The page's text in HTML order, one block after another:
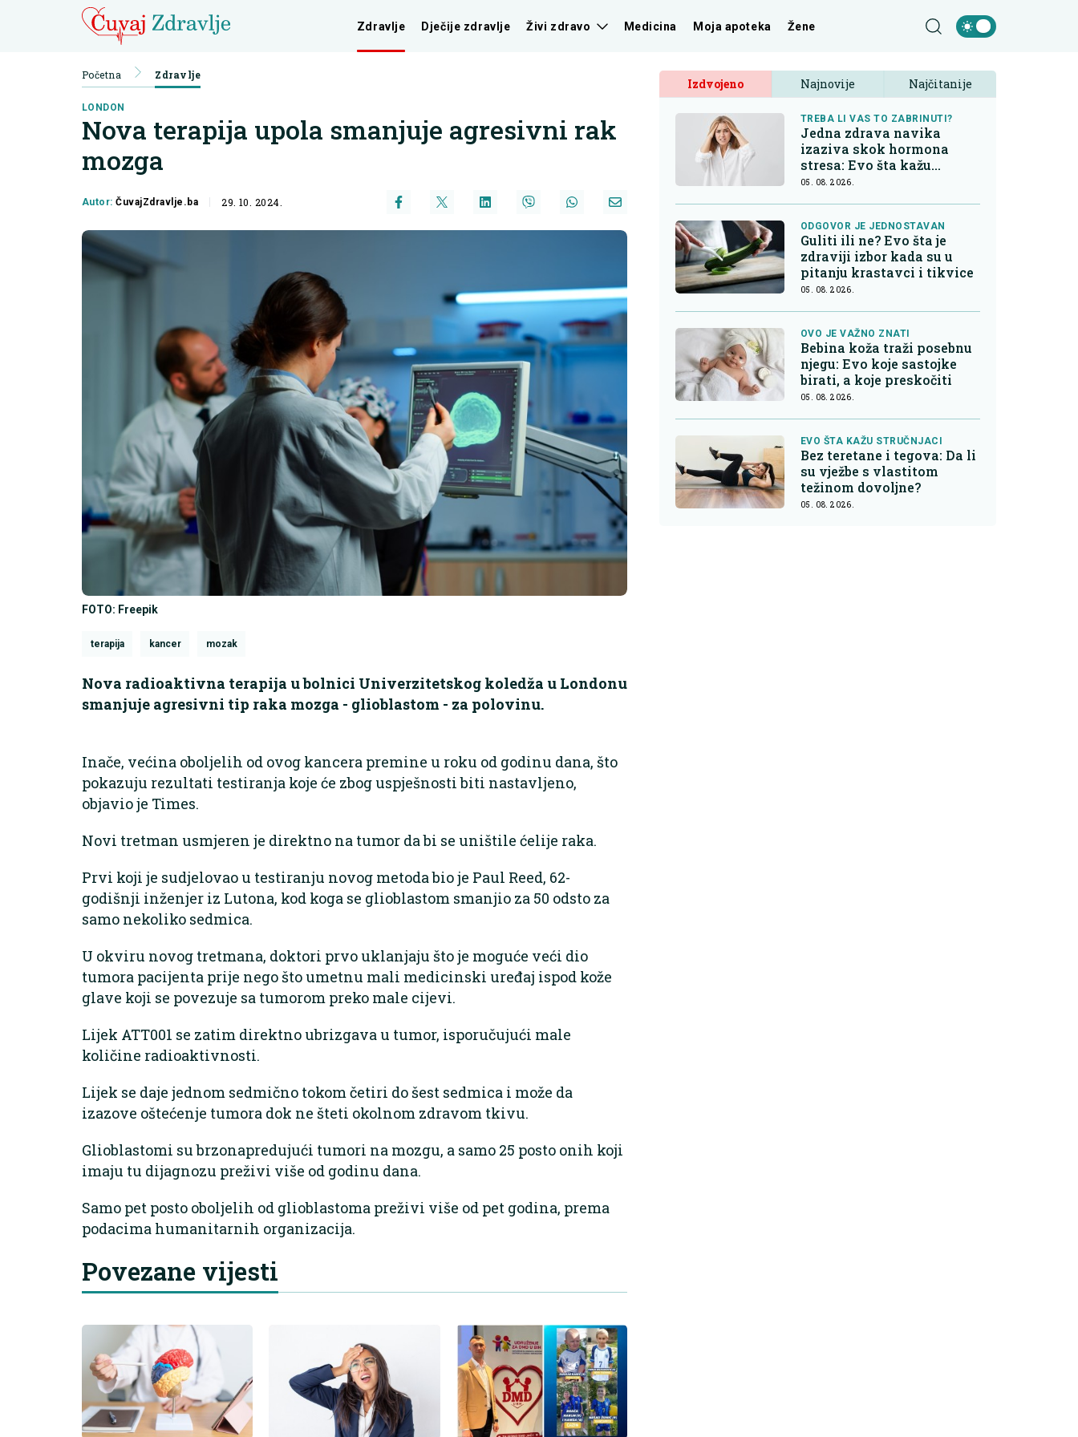
Zdravlje Dječije zdravlje Živi zdravo Medicina Moja apoteka Žene
Početna Zdravlje
LONDON
Nova terapija upola smanjuje agresivni rak
mozga
Autor:ČuvajZdravlje.ba 29. 10. 2024.
FOTO: Freepik
terapija kancer mozak
Nova radioaktivna terapija u bolnici Univerzitetskog koledža u Londonu
smanjuje agresivni tip raka mozga - glioblastom - za polovinu.
Inače, većina oboljelih od ovog kancera premine u roku od godinu dana, što
pokazuju rezultati testiranja koje će zbog uspješnosti biti nastavljeno,
objavio je Times.
Novi tretman usmjeren je direktno na tumor da bi se uništile ćelije raka.
Prvi koji je sudjelovao u testiranju novog metoda bio je Paul Reed, 62-
godišnji inženjer iz Lutona, kod koga se glioblastom smanjio za 50 odsto za
samo nekoliko sedmica.
U okviru novog tretmana, doktori prvo uklanjaju što je moguće veći dio
tumora pacijenta prije nego što umetnu mali medicinski uređaj ispod kože
glave koji se povezuje sa tumorom preko male cijevi.
Lijek ATT001 se zatim direktno ubrizgava u tumor, isporučujući male
količine radioaktivnosti.
Lijek se daje jednom sedmično tokom četiri do šest sedmica i može da
izazove oštećenje tumora dok ne šteti okolnom zdravom tkivu.
Glioblastomi su brzonapredujući tumori na mozgu, a samo 25 posto onih koji
imaju tu dijagnozu preživi više od godinu dana.
Samo pet posto oboljelih od glioblastoma preživi više od pet godina, prema
podacima humanitarnih organizacija.
Povezane vijesti
Izdvojeno Najnovije Najčitanije
TREBA LI VAS TO ZABRINUTI?
Jedna zdrava navika
izaziva skok hormona
stresa: Evo šta kažu
endokrinolozi
05. 08. 2026.
ODGOVOR JE JEDNOSTAVAN
Guliti ili ne? Evo šta je
zdraviji izbor kada su u
pitanju krastavci i tikvice
05. 08. 2026.
OVO JE VAŽNO ZNATI
Bebina koža traži posebnu
njegu: Evo koje sastojke
birati, a koje preskočiti
05. 08. 2026.
EVO ŠTA KAŽU STRUČNJACI
Bez teretane i tegova: Da li
su vježbe s vlastitom
težinom dovoljne?
05. 08. 2026.